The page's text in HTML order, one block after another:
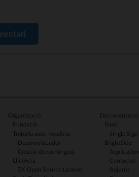
Organització
Fundació
Treballa amb nosaltres
Desenvolupador
Creació de continguts
Llicència
ZK Open Source License
Documentació
BaaS
Single
BrightSide
Contactes
Adjunts